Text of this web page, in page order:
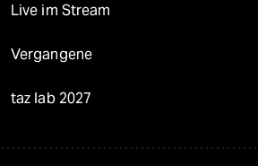
Live im Stream
Vergangene
taz lab 2027